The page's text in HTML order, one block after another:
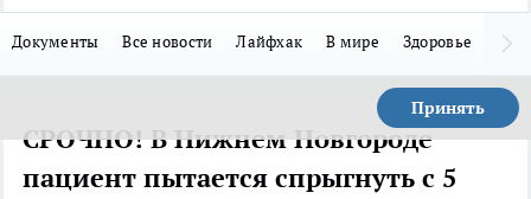
Документы Все новости Лайфхак В мире Здоровье
Принять
СРОЧНО! В Нижнем Новгороде
пациент пытается спрыгнуть с 5